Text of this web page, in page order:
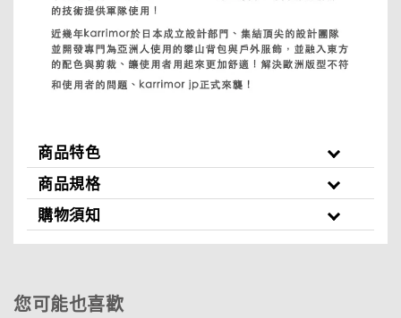
商品特色
商品規格
購物須知
您可能也喜歡